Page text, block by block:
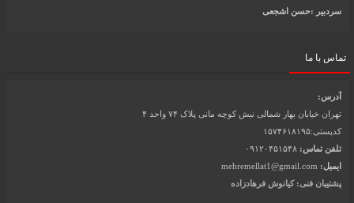
سردبیر :حسن اشجعی
تماس با ما
آدرس:
تهران خیابان بهار شمالی نبش کوچه مانی پلاک ۷۴ واحد ۴
کدپستی:۱۵۷۴۶۱۸۱۹۵
تلفن تماس: ۰۹۱۲۰۴۵۱۵۴۸
ایمیل: mehremellat1@gmail.com
پشتیبان فنی: کیانوش فرهادزاده